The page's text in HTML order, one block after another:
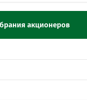
акционеров